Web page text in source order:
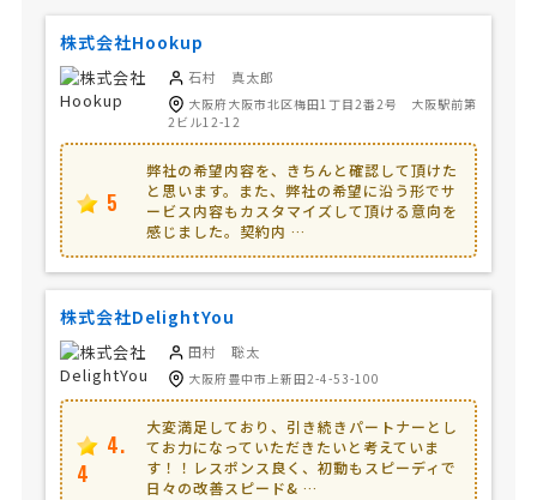
株式会社Hookup
石村 真太郎
大阪府大阪市北区梅田1丁目2番2号 大阪駅前第
2ビル12-12
5
弊社の希望内容を、きちんと確認して頂けた
と思います。また、弊社の希望に沿う形でサ
ービス内容もカスタマイズして頂ける意向を
感じました。契約内 …
株式会社DelightYou
田村 聡太
大阪府豊中市上新田2-4-53-100
4.
4
大変満足しており、引き続きパートナーとし
てお力になっていただきたいと考えていま
す！！レスポンス良く、初動もスピーディで
日々の改善スピード& …